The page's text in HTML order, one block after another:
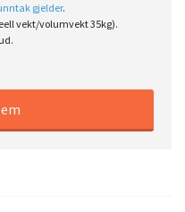
gjelder.
vekt/volumvekt 35kg).